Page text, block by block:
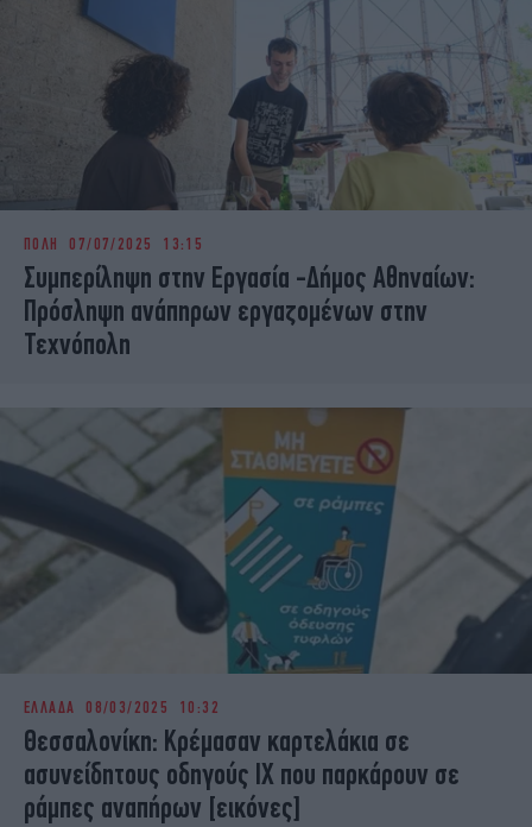
ΠΟΛΗ 07/07/2025 13:15
Συμπερίληψη στην Εργασία -Δήμος Αθηναίων:
Πρόσληψη ανάπηρων εργαζομένων στην
Τεχνόπολη
ΕΛΛΑΔΑ 08/03/2025 10:32
Θεσσαλονίκη: Κρέμασαν καρτελάκια σε
ασυνείδητους οδηγούς ΙΧ που παρκάρουν σε
ράμπες αναπήρων [εικόνες]